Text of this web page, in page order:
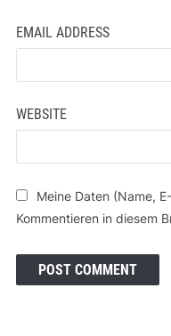
EMAIL ADDRESS
WEBSITE
Meine Daten (Name,
Kommentieren in diesem